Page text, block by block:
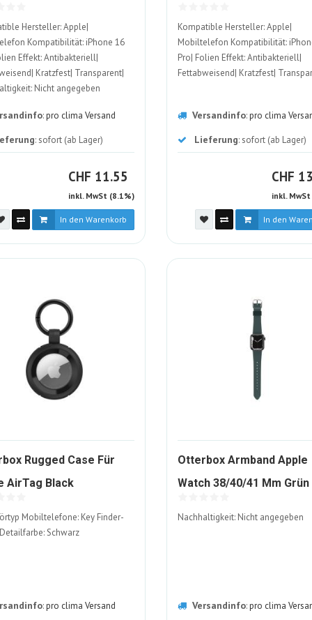
Hersteller: Apple|
Kompatibilität: iPhone 16
Effekt: Antibakteriell|
Kratzfest| Transparent|
Nicht angegeben
:pro clima Versand
: sofort (ab Lager)
CHF CHF
11.55
inkl. MwSt (8.1%)
In den Warenkorb
ALT
Kompatible Hersteller: Apple|
Mobiltelefon Kompatibilität:
Pro| Folien Effekt: Antibakteriell|
Fettabweisend| Kratzfest|
Versandinfo:pro clima
Lieferung: sofort (ab Lager)
CHF
inkl.
In den
Rugged Case Für
AirTag Black1934177-
Mobiltelefone: Key Finder-
Schwarz
:pro clima Versand
Otterbox Armband Apple
Watch 38/40/41 Mm Grün
Nachhaltigkeit: Nicht angegeben
Versandinfo:pro clima